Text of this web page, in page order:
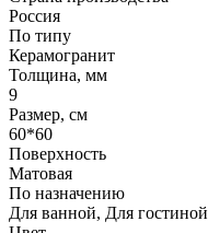
Россия
По типу
Керамогранит
Толщина, мм
9
Размер, см
60*60
Поверхность
Матовая
По назначению
Для ванной, Для